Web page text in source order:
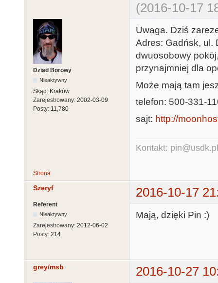
(2016-10-17
Dziad Borowy
Nieaktywny
Skąd: Kraków
Zarejestrowany: 2002-03-09
Posty: 11,780
Uwaga. Dziś
Adres: Gadńsk, ul.
dwuosobowy
przynajmniej dla
Może mają tam
telefon: 500-331-
sajt: http://
Kontakt: pin@usdk.pl
Strona
Szeryf 2016-10-17
Referent
Nieaktywny
Zarejestrowany: 2012-06-02
Posty: 214
Mają, dzięki Pin :)
grey/msb 2016-10-27